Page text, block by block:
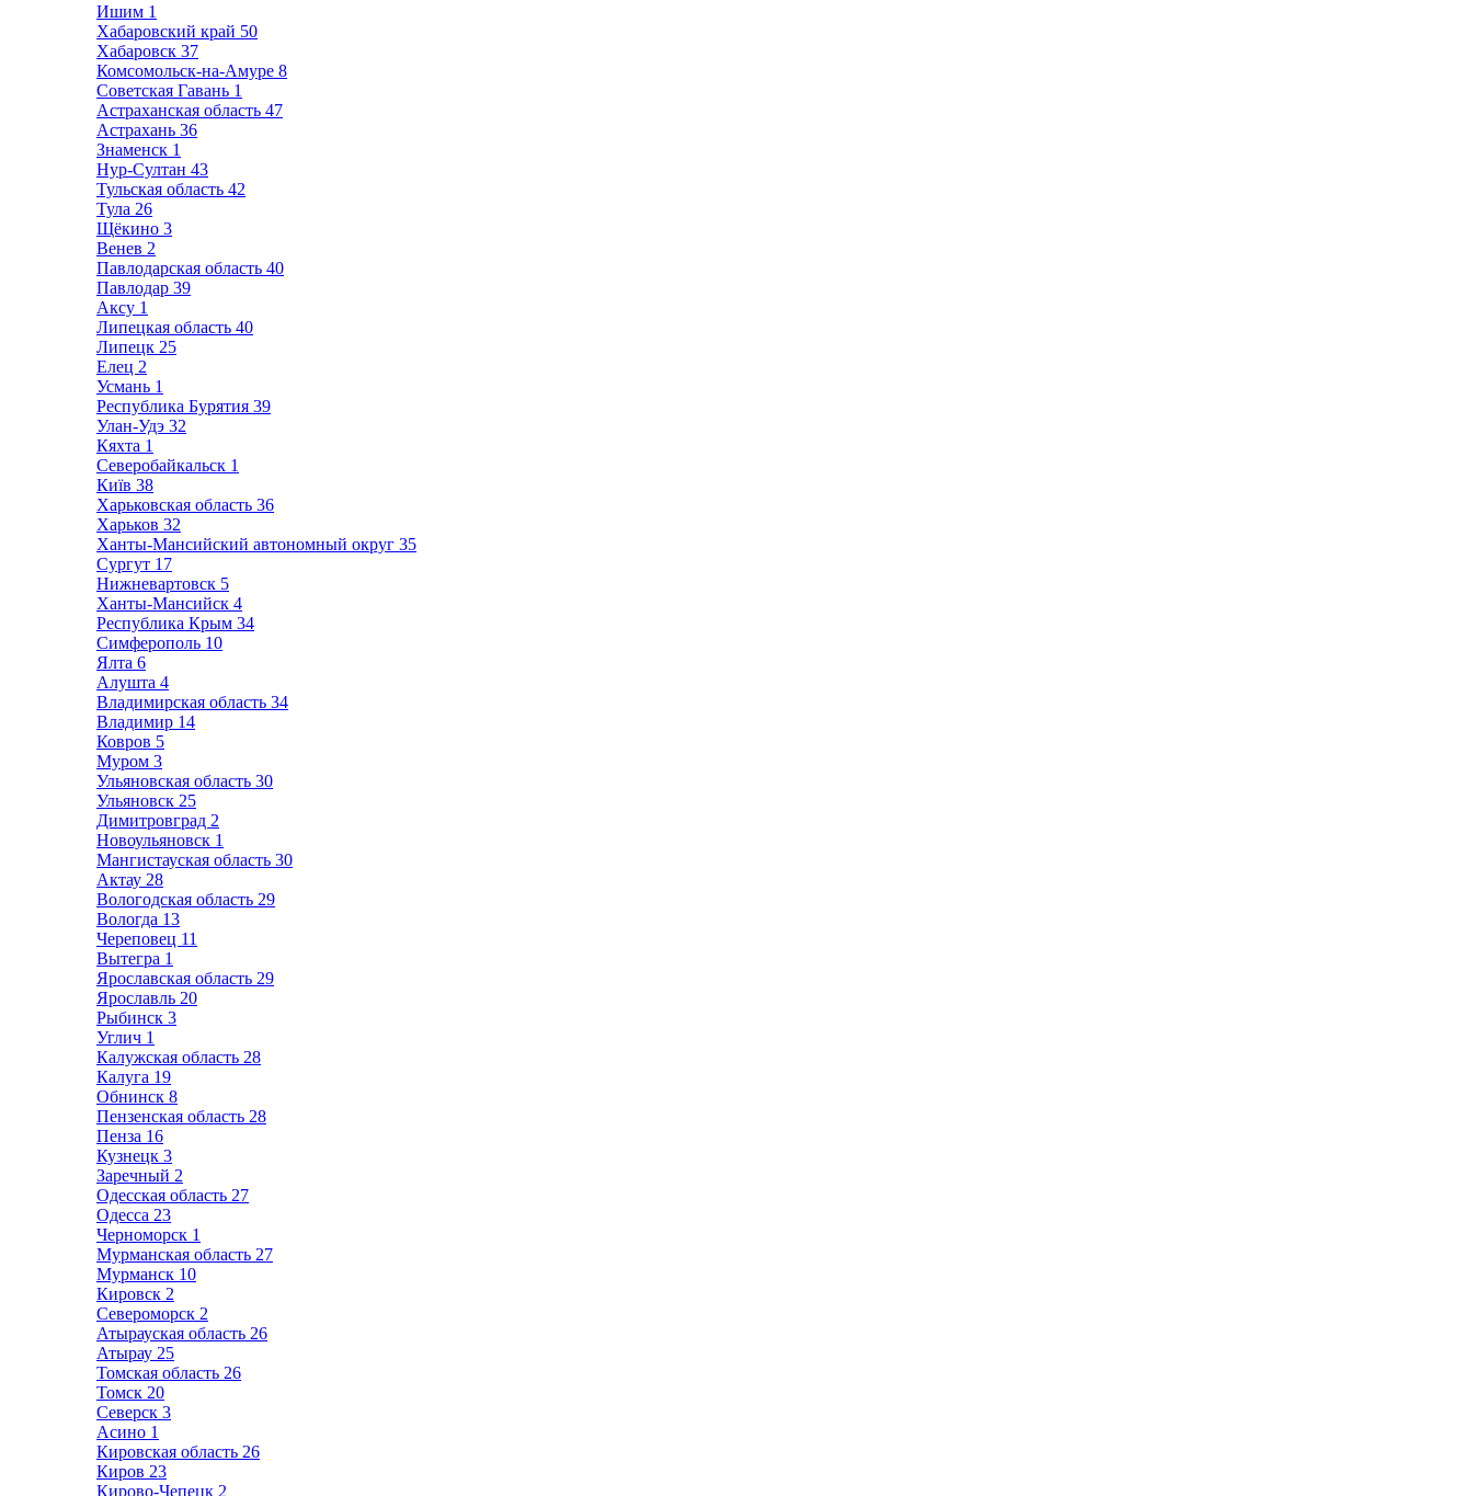
Ишим 1
Хабаровский край 50
Хабаровск 37
Комсомольск-на-Амуре 8
Советская Гавань 1
Астраханская область 47
Астрахань 36
Знаменск 1
Нур-Султан 43
Тульская область 42
Тула 26
Щёкино 3
Венев 2
Павлодарская область 40
Павлодар 39
Аксу 1
Липецкая область 40
Липецк 25
Елец 2
Усмань 1
Республика Бурятия 39
Улан-Удэ 32
Кяхта 1
Северобайкальск 1
Київ 38
Харьковская область 36
Харьков 32
Ханты-Мансийский автономный округ 35
Сургут 17
Нижневартовск 5
Ханты-Мансийск 4
Республика Крым 34
Симферополь 10
Ялта 6
Алушта 4
Владимирская область 34
Владимир 14
Ковров 5
Муром 3
Ульяновская область 30
Ульяновск 25
Димитровград 2
Новоульяновск 1
Мангистауская область 30
Актау 28
Вологодская область 29
Вологда 13
Череповец 11
Вытегра 1
Ярославская область 29
Ярославль 20
Рыбинск 3
Углич 1
Калужская область 28
Калуга 19
Обнинск 8
Пензенская область 28
Пенза 16
Кузнецк 3
Заречный 2
Одесская область 27
Одесса 23
Черноморск 1
Мурманская область 27
Мурманск 10
Кировск 2
Североморск 2
Атырауская область 26
Атырау 25
Томская область 26
Томск 20
Северск 3
Асино 1
Кировская область 26
Киров 23
Кирово-Чепецк 2